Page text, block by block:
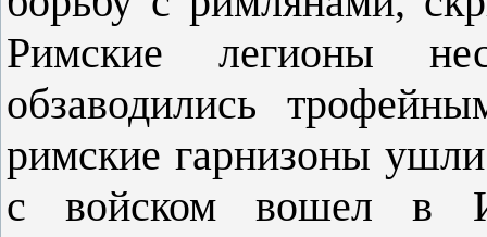
Римские легионы
обзаводились
римские гарнизоны
с войском вошел в